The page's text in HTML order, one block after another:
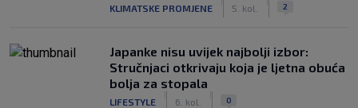
KLIMATSKE PROMJENE 5. kol. 2
Japanke nisu uvijek najbolji izbor:
Stručnjaci otkrivaju koja je ljetna obuća
bolja za stopala
LIFESTYLE 6. kol. 0